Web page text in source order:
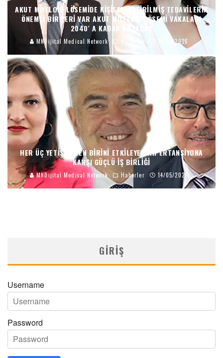
AKUT MIYELOID LÖSEMIDE KIŞISELLEŞTIRILMIŞ TEDAVILERIN
ÖNEMLI BIR YERI VAR AKUT MIYELOID LÖSEMI VAKALARI
2040′ A KADAR ARTACAK
MNDijital Medical Network Haberler 14/05/2026
HER ÜÇ YETIŞKINDEN BIRINI ETKILEYEN HIPERTANSIYONA
KARŞI GÜÇLÜ İŞ BIRLIĞI
MNDijital Medical Network Haberler 14/05/2026
GIRIŞ
Username
Password